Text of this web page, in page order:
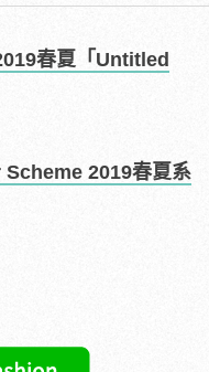
春夏「Untitled
2019春夏系